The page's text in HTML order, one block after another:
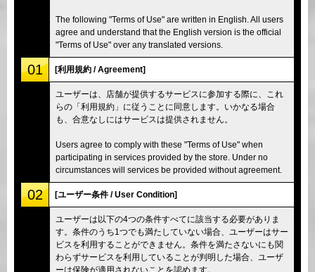
沖縄
The following "Terms of Use" are written in English. All users
agree and understand that the English version is the official
"Terms of Use" over any translated versions.
01 [利用規約 / Agreement]
ユーザーは、店舗が提供するサービスに参加する際に、これ
らの「利用規約」に従うことに同意します。いかなる場合
も、合意なしにはサービスは提供されません。
Users agree to comply with these "Terms of Use" when
participating in services provided by the store. Under no
circumstances will services be provided without agreement.
02 [ユーザー条件 / User Condition]
ユーザーは以下の4つの条件すべてに該当する必要がありま
す。条件のうち1つでも満たしていない場合、ユーザーはサー
ビスを利用することができません。条件を満たさないにも関
わらずサービスを利用していることが判明した場合、ユーザ
ーは保険が適用されないことを認めます。